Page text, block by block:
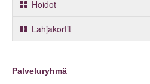
Hoidot
Lahjakortit
Palveluryhmä